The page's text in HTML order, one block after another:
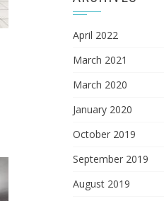
April 2022
March 2021
March 2020
January 2020
October 2019
September 2019
August 2019